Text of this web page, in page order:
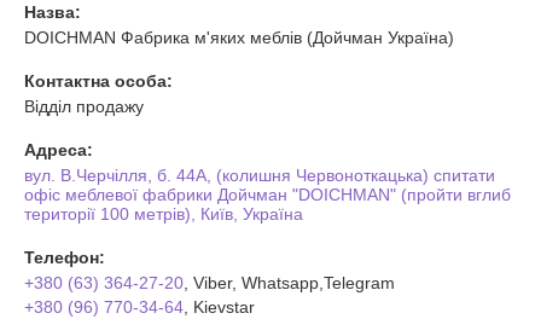
Назва:
DOICHMAN Фабрика м'яких меблів (Дойчман Україна)
Контактна особа:
Відділ продажу
Адреса:
вул. В.Черчілля, б. 44А, (колишня Червоноткацька) спитати
офіс меблевої фабрики Дойчман "DOICHMAN" (пройти вглиб
території 100 метрів), Київ, Україна
Телефон:
+380 (63) 364-27-20 , Viber, Whatsapp,Telegram
+380 (96) 770-34-64 , Kievstar